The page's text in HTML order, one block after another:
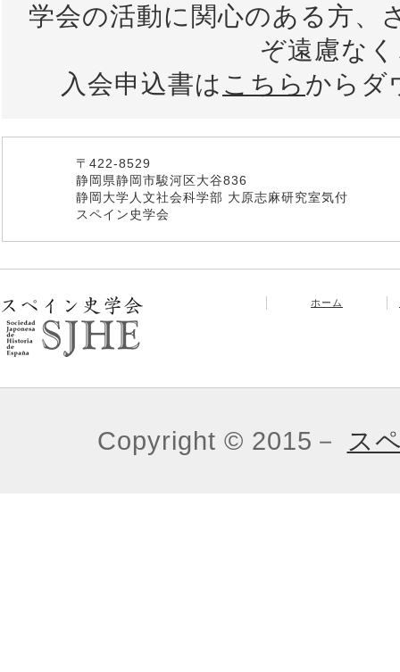
学会の活動に関心のある方、
ぞ遠慮な
入会申込書は こちら からダ
〒422-8529
静岡県静岡市駿河区大谷836
静岡大学人文社会科学部 大原志麻研究室気付
スペイン史学会
ホーム
Copyright © 2015－ ス